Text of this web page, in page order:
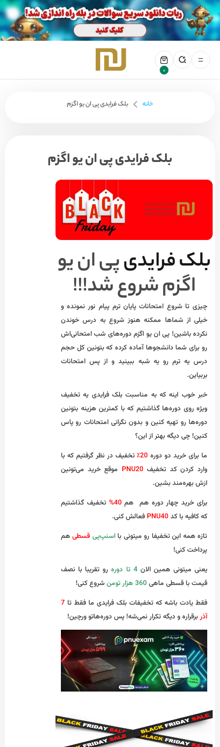
0
خانه بلک فرایدی پی ان یو اگزم
بلک فرایدی پی ان یو اگزم
بلک فرایدیپی ان یو
اگزم شروع شد!!!
چیزی تا شروع امتحانات پایان ترم پیام نور نمونده و
خیلی از شماها ممکنه هنوز شروع به درس خوندن
نکرده باشین! پی ان یو اگزم دوره‌های شب امتحانی‌اش
رو برای شما دانشجوها آماده کرده که بتونین کل حجم
درس یه ترم رو یه شبه ببینید و از پس امتحانات
بربیاین.
خبر خوب اینه که به مناسبت بلک فرایدی یه تخفیف
ویژه روی دوره‌ها گذاشتیم که با کمترین هزینه بتونین
دوره‌ها رو تهیه کنین و بدون نگرانی امتحانات رو پاس
کنین! چی دیگه بهتر از این؟
ما برای خرید دو دوره 20٪ تخفیف در نظر گرفتیم که با
وارد کردن کد تخفیفPNU20 موقع خرید می‌تونین
ازش بهره‌مند بشین.
برای خرید چهار دوره هم هم40%
تخفیف گذاشتیم
که کافیه با کدPNU40 فعالش کنی.
تازه همه این تخفیفا رو میتونی بااسنپ‌پی قسطیهم
پرداخت کنی!
یعنی میتونی همین الان4 تا دوره
رو تقریبا با نصف
قیمت با قسطی ماهی360 هزار تومن
شروع کنی!
فقط یادت باشه که تخفیفات بلک فرایدی ما فقط تا 7
آذربرقراره و دیگه تکرار نمی‌شه! پس دوره‌هاتو ورچین!